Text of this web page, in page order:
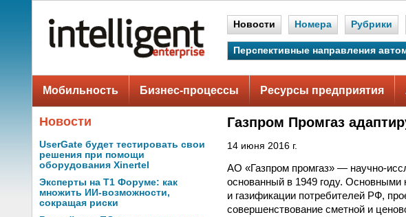
Новости Номера Рубрики
Перспективные направления
Мобильность Бизнес-процессы Ресурсы предприятия
Новости
UserGate будет тестировать свои
решения при помощи
оборудования Xinertel
Эксперты на Т1 Форуме: как
множить ИИ-возможности,
сокращая риски
Газпром Промгаз
14 июня 2016 г.
АО «Газпром промгаз» — научно-
основанный в 1949 году. Основными
и газификации потребителей РФ,
совершенствование сметной и